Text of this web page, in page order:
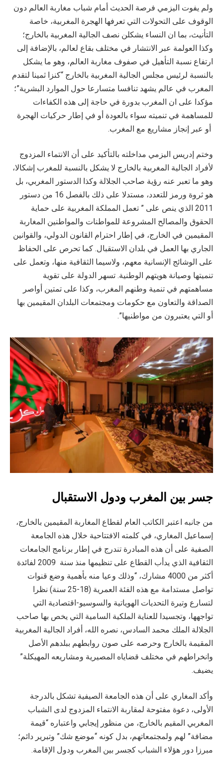
ولم يفوت اليزمي فرصة الحديث أمام شباب مغاربة العالم دون
الوقوف على التحولات التي تعرفها الهجرة المغربية، خاصة
التأنيث، بما ان النساء يشكلن نصف الجالية المغربية بالخارج؛
وكذا العولمة عبر الانتشار في مختلف بقاع لعالم، بالإضافة إلى
ارتفاع نسبة التأهيل في صفوف مغاربة العالم، وهو ما يشكل
بالنسبة لرئيس مجلس الجالية المغربية بالخارج “كنزا ثمينا لتقدم
المغرب في عالم يشهد تنافسا متسارعا حول الموارد البشرية”؛
مؤكدا على ان المغرب بدورة في حاجة إلى هذه الكفاءات
للمساهمة في تنميته سواء بالعودة أو في إطار حركيات الهجرة
أو عبر إنجاز مشاريع مع المغرب.
وختم إدريس اليزمي مداخلته بالتأكيد على أن الانتماء المزدوج
لأفراد الجالية المغربية بالخارج لا يشكل بالنسبة للمغرب إشكالا،
وهو ما تعبر عنه رؤية صاحب الجلالة وكذا الدستور المغربي، بل
هو ثروة ورمز للتعدد، مستدلا على ذلك بالفصل 16 من دستور
2011 الذي ينص على ” تعمل المملكة المغربية على حماية
الحقوق والمصالح المشروعة للمواطنات والمواطنين المغاربة
المقيمين في الخارج، في إطار احترام القانون الدولي، والقوانين
الجاري بها العمل في بلدان الاستقبال. كما تحرص على الحفاظ
على الوشائج الإنسانية معهم، ولاسيما الثقافية منها، وتعمل على
تنميتها وصيانة هويتهم الوطنية. تسهر الدولة على تقوية
مساهمتهم في تنمية وطنهم المغرب، وكذا على تمتين أواصر
الصداقة والتعاون مع حكومات ومجتمعات البلدان المقيمين بها
أو التي يعتبرون من مواطنيها”.
جسر بين المغرب ودول الاستقبال
من جانبه اعتبر الكاتب العام لقطاع المغاربة المقيمين بالخارج،
إسماعيل المغاري، في كلمته الافتتاحية خلال هذه الجامعة
الصفية على أن هذه المبادرة تندرج في إطار برنامج الجامعات
الثقافية الذي يدأب القطاع على تنظيمها منذ سنة 2009 لفائدة
أكثر من 4000 مشارك، “وذلك وعيا منه بأهمية وضع قنوات
تواصل مستدامة مع هذه الفئة العمرية (18-25 سنة) نظرا
لتسارع وتيرة التحديات الهوياتية والسوسيو-اقتصادية التي
تواجهها، وتجسيدا للعناية الملكية السامية التي يخص بها صاحب
الجلالة الملك محمد السادس، نصره الله، أفراد الجالية المغربية
المقيمة بالخارج وحرصه على صون روابطهم ببلدهم الأصل
وانخراطهم في مختلف قضاياه المصيرية ومشاريعه المهيكلة”
يضيف.
وأكد المغاري على أن هذه الجامعة الصيفية تشكل بالدرجة
الأولى، دعوة مفتوحة لمقاربة الانتماء المزدوج لدى الشباب
المغربي المقيم بالخارج، من منظور إيجابي واعتباره “قيمة
مضافة” لهم ولمجتمعاتهم، بدل كونه “موضع شك” وتبرير دائم؛
مبرزا دور هؤلاء الشباب كجسر بين المغرب ودول الإقامة.